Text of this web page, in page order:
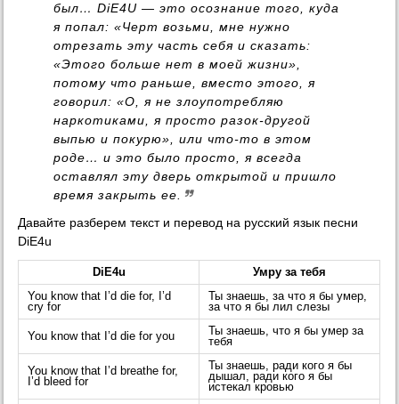
был… DiE4U — это осознание того, куда
я попал: «Черт возьми, мне нужно
отрезать эту часть себя и сказать:
«Этого больше нет в моей жизни»,
потому что раньше, вместо этого, я
говорил: «О, я не злоупотребляю
наркотиками, я просто разок-другой
выпью и покурю», или что-то в этом
роде… и это было просто, я всегда
оставлял эту дверь открытой и пришло
время закрыть ее.
Давайте разберем текст и перевод на русский язык песни
DiE4u
DiE4u
Умру за тебя
You know that I’d die for, I’d
cry for
Ты знаешь, за что я бы умер,
за что я бы лил слезы
You know that I’d die for you
Ты знаешь, что я бы умер за
тебя
You know that I’d breathe for,
I’d bleed for
Ты знаешь, ради кого я бы
дышал, ради кого я бы
истекал кровью